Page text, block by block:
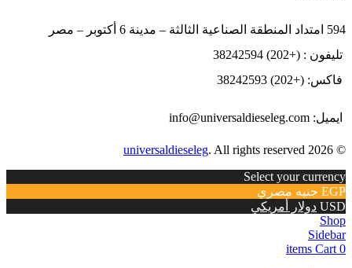
594 امتداد المنطقة الصناعية الثالثة – مدينة 6 أكتوبر – مصر
تليفون : (+202) 38242594
فاكس: (+202) 38242593
ايميل: info@universaldieseleg.com
© 2026
universaldieseleg. All rights reserved
Select your currency
EGP جنيه مصري
USD دولار أمريكي
Shop
Sidebar
0
items Cart